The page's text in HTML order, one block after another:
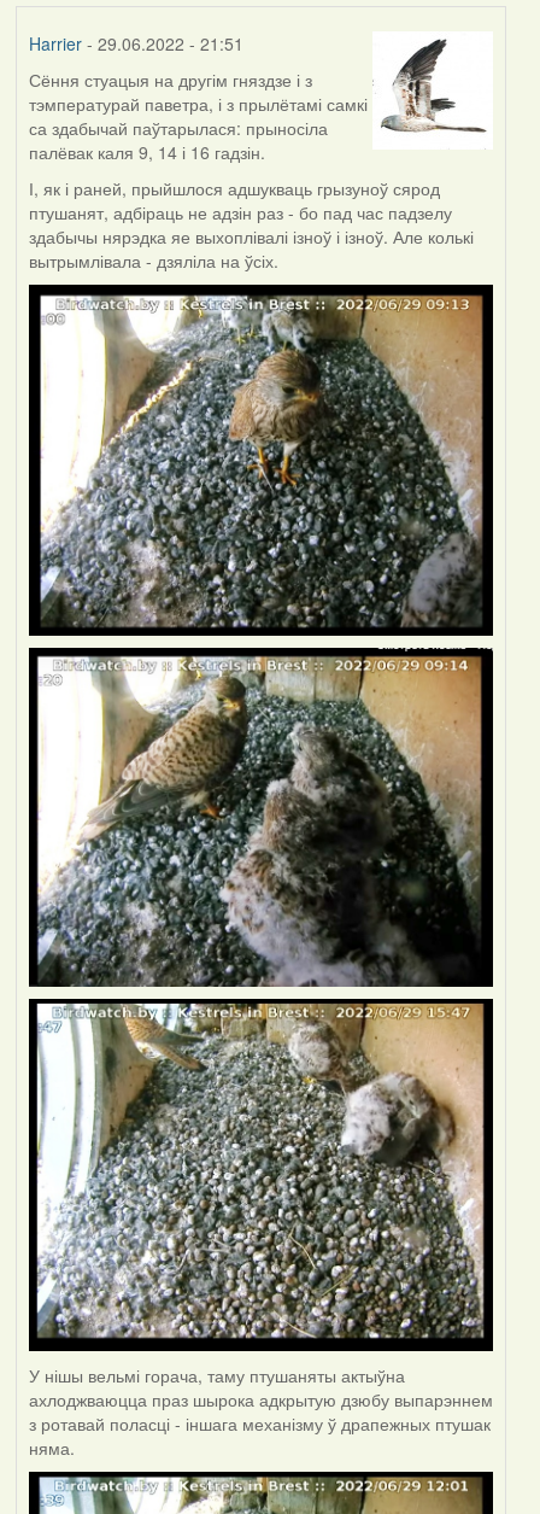
Harrier- 29.06.2022 - 21:51
Сёння стуацыя на другім гняздзе і з
тэмпературай паветра, і з прылётамі самкі
са здабычай паўтарылася: прыносіла
палёвак каля 9, 14 і 16 гадзін.
І, як і раней, прыйшлося адшукваць грызуноў сярод
птушанят, адбіраць не адзін раз - бо пад час падзелу
здабычы нярэдка яе выхоплівалі ізноў і ізноў. Але колькі
вытрымлівала - дзяліла на ўсіх.
У нішы вельмі горача, таму птушаняты актыўна
ахлоджваюцца праз шырока адкрытую дзюбу выпарэннем
з ротавай поласці - іншага механізму ў драпежных птушак
няма.